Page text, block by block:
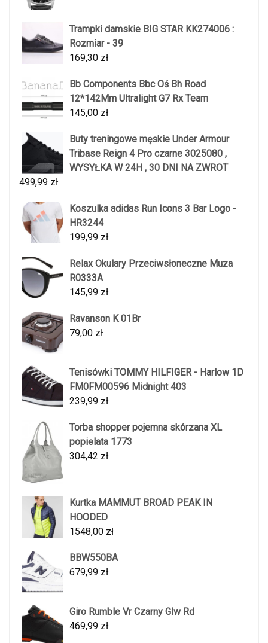
Trampki damskie BIG STAR KK274006 :
Rozmiar - 39
169,30 zł
Bb Components Bbc Oś Bh Road
12*142Mm Ultralight G7 Rx Team
145,00 zł
Buty treningowe męskie Under Armour
Tribase Reign 4 Pro czarne 3025080 ,
WYSYŁKA W 24H , 30 DNI NA ZWROT
499,99 zł
Koszulka adidas Run Icons 3 Bar Logo -
HR3244
199,99 zł
Relax Okulary Przeciwsłoneczne Muza
R0333A
145,99 zł
Ravanson K 01Br
79,00 zł
Tenisówki TOMMY HILFIGER - Harlow 1D
FM0FM00596 Midnight 403
239,99 zł
Torba shopper pojemna skórzana XL
popielata 1773
304,42 zł
Kurtka MAMMUT BROAD PEAK IN
HOODED
1548,00 zł
BBW550BA
679,99 zł
Giro Rumble Vr Czarny Glw Rd
469,99 zł